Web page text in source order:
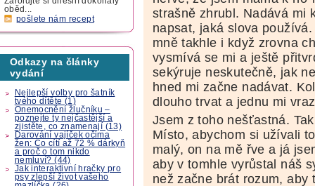
oběd...
pošlete nám recept
Odkazy na články
vydání
Nejlepší volby pro šatník
tvého dítěte (1)
Onemocnění žlučníku –
poznejte ty nejčastější a
zjistěte, co znamenají (13)
Darování vajíček očima
žen: Co cítí až 72 % dárkyň
a proč o tom nikdo
nemluví? (44)
Jak interaktivní hračky pro
psy zlepší život vašeho
strašně zhrubl. Nadává mi
napsat, jaká slova
mně takhle i když zrovna
vysmívá se mi a ještě
sekýruje neskutečně, jak
hned mi začne nadávat.
dlouho trvat a jednu mi
Jsem z toho nešťastná.
Místo, abychom si užívali
malý, on na mě řve a já
aby v tomhle vyrůstal náš
než začne brát rozum, aby